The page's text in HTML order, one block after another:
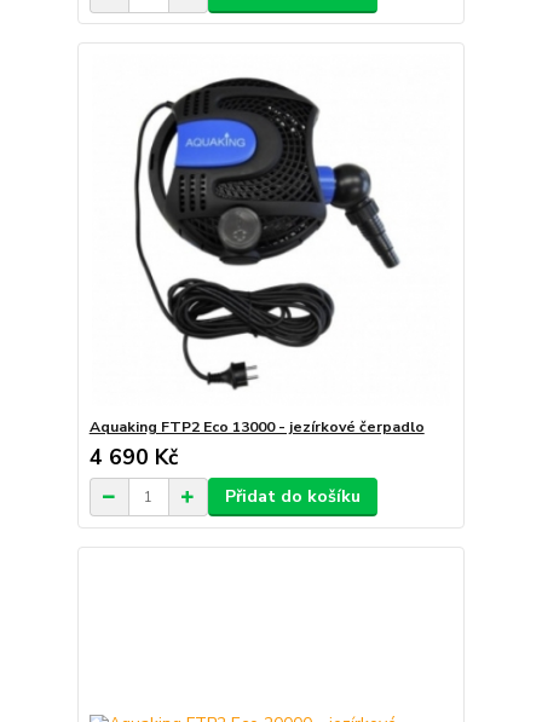
Aquaking FTP2 Eco 13000 - jezírkové čerpadlo
4 690 Kč
Přidat do košíku